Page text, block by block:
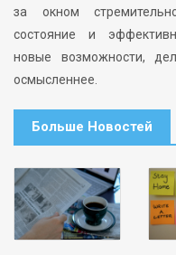
за окном
состояние и
новые возможности,
осмысленнее.
Больше Новостей